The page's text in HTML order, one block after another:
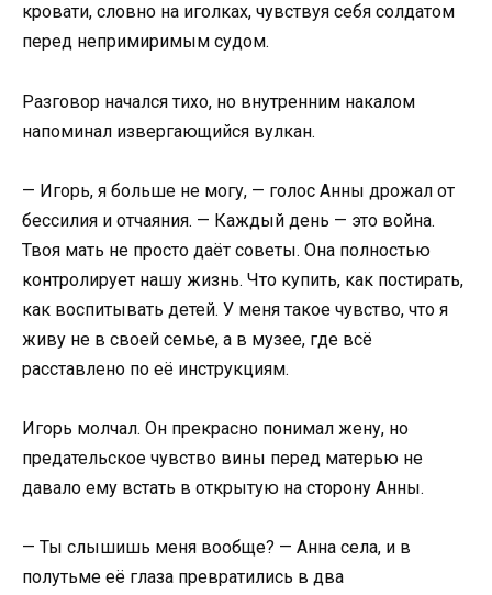
кровати, словно на иголках, чувствуя себя солдатом
перед непримиримым судом.
Разговор начался тихо, но внутренним накалом
напоминал извергающийся вулкан.
— Игорь, я больше не могу, — голос Анны дрожал от
бессилия и отчаяния. — Каждый день — это война.
Твоя мать не просто даёт советы. Она полностью
контролирует нашу жизнь. Что купить, как постирать,
как воспитывать детей. У меня такое чувство, что я
живу не в своей семье, а в музее, где всё
расставлено по её инструкциям.
Игорь молчал. Он прекрасно понимал жену, но
предательское чувство вины перед матерью не
давало ему встать в открытую на сторону Анны.
— Ты слышишь меня вообще? — Анна села, и в
полутьме её глаза превратились в два